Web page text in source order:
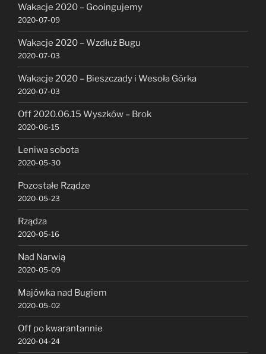
Wakacje 2020 – Gooingujemy
2020-07-09
Wakacje 2020 – Wzdłuż Bugu
2020-07-03
Wakacje 2020 – Bieszczady i Wesoła Górka
2020-07-03
Off 2020.06.15 Wyszków – Brok
2020-06-15
Leniwa sobota
2020-05-30
Pozostałe Rządze
2020-05-23
Rządza
2020-05-16
Nad Narwią
2020-05-09
Majówka nad Bugiem
2020-05-02
Off po kwarantannie
2020-04-24